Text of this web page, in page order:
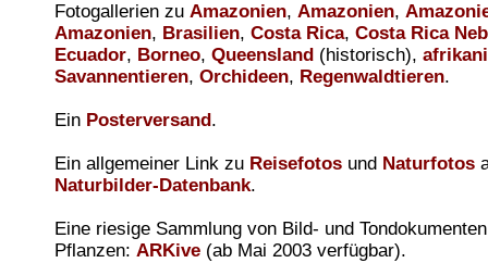
Fotogallerien zu Amazonien, Amazonien,
Amazonien, Brasilien, Costa Rica, Costa Rica
Ecuador, Borneo, Queensland (historisch),
Savannentieren, Orchideen, Regenwaldtieren.
Ein Posterversand .
Ein allgemeiner Link zu Reisefotos und Naturfotos
Naturbilder-Datenbank.
Eine riesige Sammlung von Bild- und
Pflanzen: ARKive (ab Mai 2003 verfügbar).